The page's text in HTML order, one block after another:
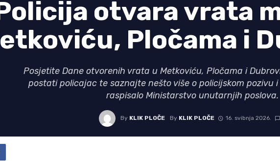
otvara vrata
Pločama i
Posjetite Dane otvorenih vrata u Metkoviću, Pločama i
postati policajac te saznajte nešto više o policijskom pozivu
raspisalo Ministarstvo unutarnjih poslova.
By KLIK PLOČE By KLIK PLOČE 16. svibnja 2026.